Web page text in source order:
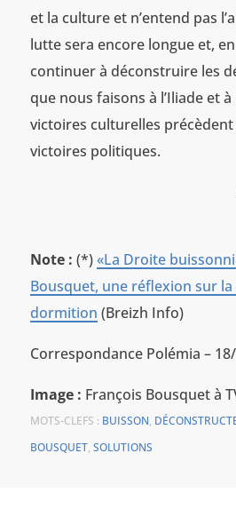
et la culture et n’entend pas
lutte sera encore longue et,
continuer à déconstruire les
que nous faisons à l’Iliade et à
victoires culturelles
victoires politiques.
Note : (*)«La Droite
Bousquet, une réflexion sur
dormition (Breizh Info)
Correspondance Polémia –
Image : François Bousquet à
MOTS-CLEFS : BUISSON,
BOUSQUET, SOLUTIONS